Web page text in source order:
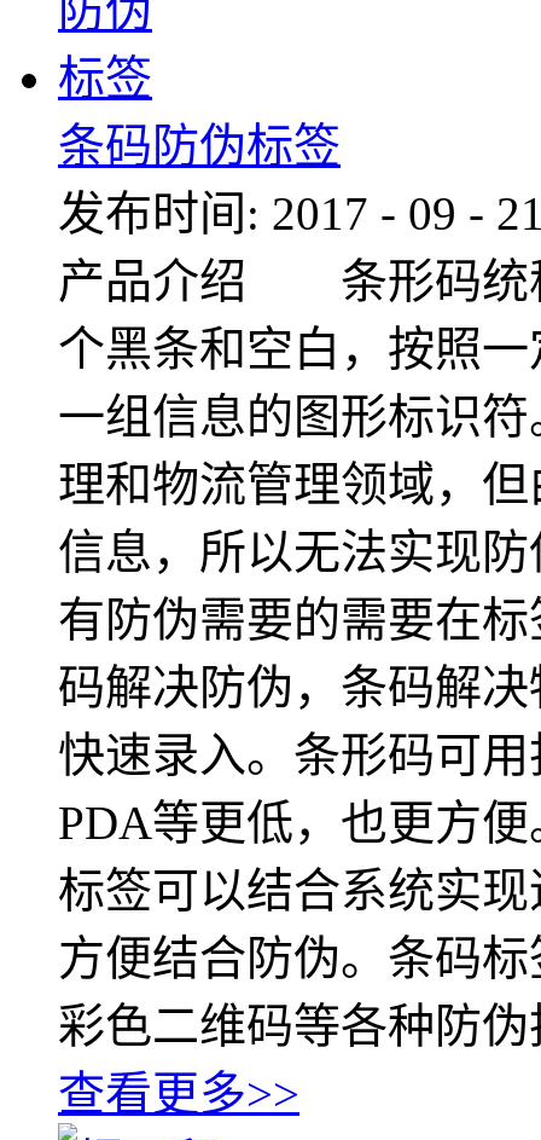
条码防伪标签
发布时间: 2017 - 09 -
产品介绍 条形码统
个黑条和空白，按照
一组信息的图形标识
理和物流管理领域，
信息，所以无法实现
有防伪需要的需要在
码解决防伪，条码解
快速录入。条形码可
PDA等更低，也更方
标签可以结合系统实
方便结合防伪。条码
彩色二维码等各种防
查看更多>>